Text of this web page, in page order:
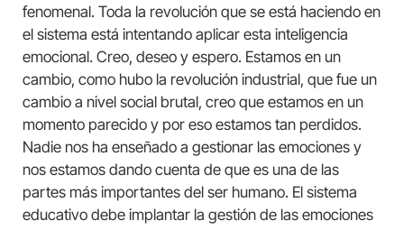
fenomenal. Toda la revolución que se está haciendo en
el sistema está intentando aplicar esta inteligencia
emocional. Creo, deseo y espero. Estamos en un
cambio, como hubo la revolución industrial, que fue un
cambio a nivel social brutal, creo que estamos en un
momento parecido y por eso estamos tan perdidos.
Nadie nos ha enseñado a gestionar las emociones y
nos estamos dando cuenta de que es una de las
partes más importantes del ser humano. El sistema
educativo debe implantar la gestión de las emociones